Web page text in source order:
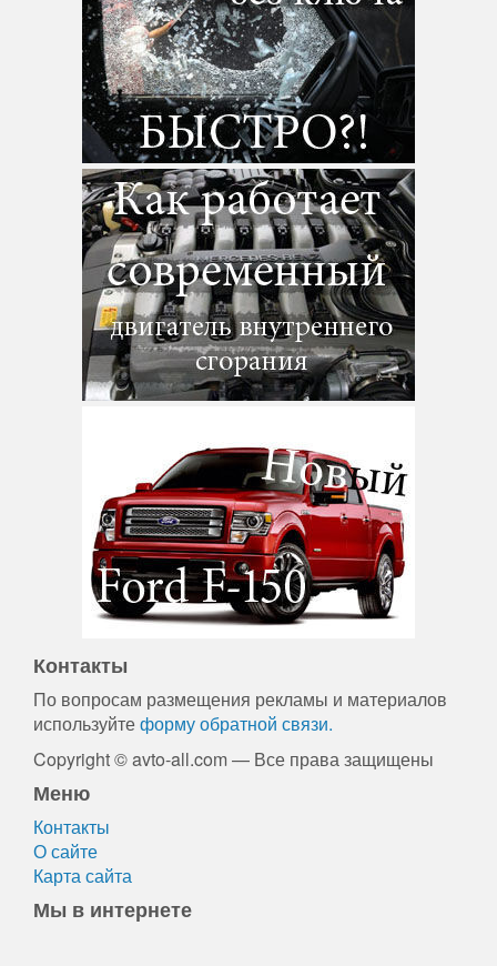
Контакты
По вопросам размещения рекламы и материалов
используйтеформу обратной связи.
Copyright © avto-all.com — Все права защищены
Меню
Контакты
О сайте
Карта сайта
Мы в интернете